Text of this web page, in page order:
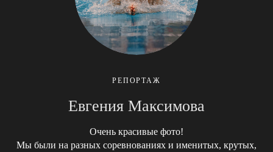
РЕПОРТАЖ
Евгения Максимова
Очень красивые фото!
Мы были на разных соревнованиях и именитых, крутых,